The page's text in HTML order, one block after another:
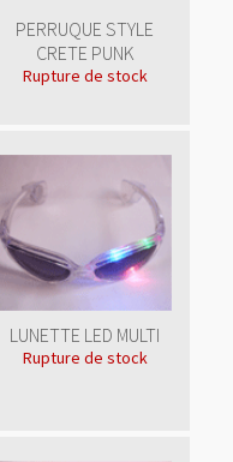
PERRUQUE STYLE
CRETE PUNK
Rupture de stock
LUNETTE LED MULTI
Rupture de stock